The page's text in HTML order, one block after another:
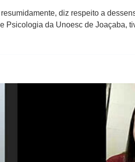
diz respeito a
Psicologia da Unoesc de Joaçaba,